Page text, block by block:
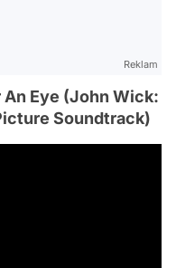
Reklam
An Eye (John Wick:
Soundtrack)